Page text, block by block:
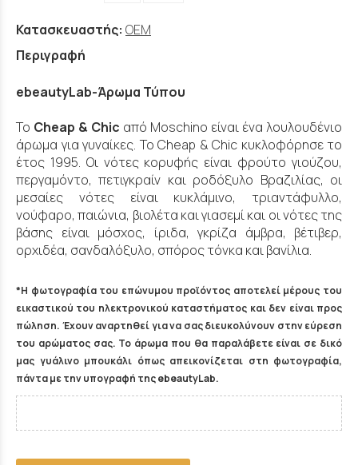
Κατασκευαστής: OEM
Περιγραφή
ebeautyLab-Άρωμα Τύπου
Το Cheap & Chic από Moschino είναι ένα λουλουδένιο
άρωμα για γυναίκες. Το Cheap & Chic κυκλοφόρησε το
έτος 1995. Οι νότες κορυφής είναι φρούτο γιούζου,
περγαμόντο, πετιγκραίν και ροδόξυλο Βραζιλίας, οι
μεσαίες νότες είναι κυκλάμινο, τριαντάφυλλο,
νούφαρο, παιώνια, βιολέτα και γιασεμί και οι νότες της
βάσης είναι μόσχος, ίριδα, γκρίζα άμβρα, βέτιβερ,
ορχιδέα, σανδαλόξυλο, σπόρος τόνκα και βανίλια.
*Η φωτογραφία του επώνυμου προϊόντος αποτελεί μέρους του
εικαστικού του ηλεκτρονικού καταστήματος και δεν είναι προς
πώληση. Έχουν αναρτηθεί για να σας διευκολύνουν στην εύρεση
του αρώματος σας. Το άρωμα που θα παραλάβετε είναι σε δικό
μας γυάλινο μπουκάλι όπως απεικονίζεται στη φωτογραφία,
πάντα με την υπογραφή της ebeautyLab.